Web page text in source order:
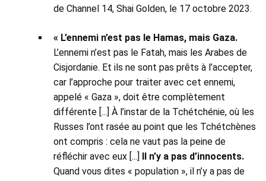
de Channel 14, Shai Golden, le 17 octobre 2023.
« L’ennemi n’est pas le Hamas, mais Gaza.
L’ennemi n’est pas le Fatah, mais les Arabes de
Cisjordanie. Et ils ne sont pas prêts à l’accepter,
car l’approche pour traiter avec cet ennemi,
appelé « Gaza », doit être complètement
différente [...] À l’instar de la Tchétchénie, où les
Russes l’ont rasée au point que les Tchétchènes
ont compris : cela ne vaut pas la peine de
réfléchir avec eux [...] Il n’y a pas d’innocents.
Quand vous dites « population », il n’y a pas de